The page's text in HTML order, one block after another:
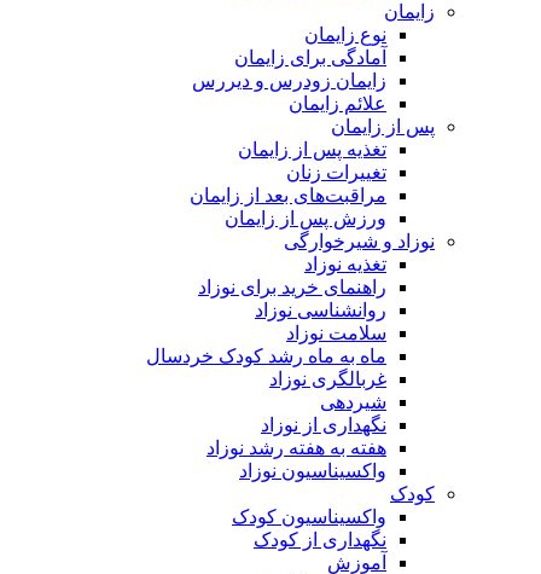
زایمان
نوع زایمان
آمادگی برای زایمان
زایمان زودرس و دیررس
علائم زایمان
پس از زایمان
تغذیه پس از زایمان
تغییرات زنان
مراقبت‌های بعد از زایمان
ورزش پس از زایمان
نوزاد و شیرخوارگی
تغذیه نوزاد
راهنمای خرید برای نوزاد
روانشناسی نوزاد
سلامت نوزاد
ماه به ماه رشد کودک خردسال
غربالگری نوزاد
شیردهی
نگهداری از نوزاد
هفته به هفته رشد نوزاد
واکسیناسیون نوزاد
کودک
واکسیناسیون کودک
نگهداری از کودک
آموزش